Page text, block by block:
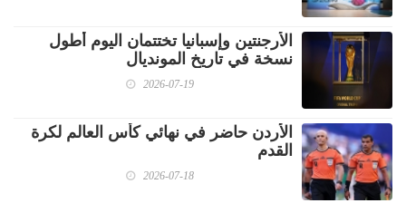
الأرجنتين وإسبانيا تختتمان اليوم أطول
نسخة في تاريخ المونديال
2026-07-19
الأردن حاضر في نهائي كأس العالم لكرة
القدم
2026-07-18